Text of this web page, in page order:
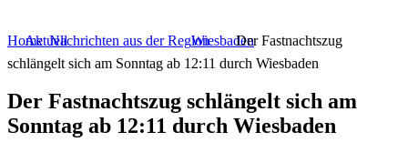
HomeAktuellNachrichten aus der RegionWiesbadenDer Fastnachtszug
schlängelt sich am Sonntag ab 12:11 durch Wiesbaden
Der Fastnachtszug schlängelt sich am
Sonntag ab 12:11 durch Wiesbaden